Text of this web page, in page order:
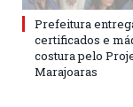
Prefeitura
certificados e
costura pelo
Marajoaras